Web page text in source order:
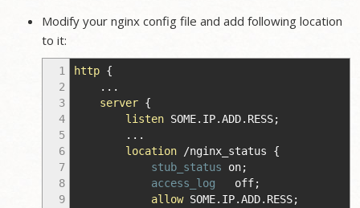
Modify your nginx config file and add following location
to it:
1
2
3
4
5
6
7
8
9
http {
...
server {
listen SOME.IP.ADD.RESS;
...
location /nginx_status {
stub_status on;
access_log off;
allowSOME.IP.ADD.RESS;